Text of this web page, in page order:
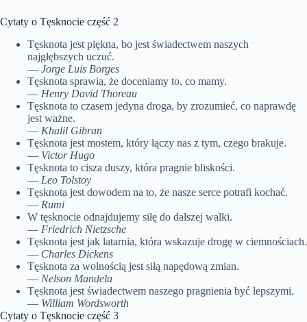
Cytaty o Tęsknocie część 2
Tęsknota jest piękna, bo jest świadectwem naszych
najgłębszych uczuć.
— Jorge Luis Borges
Tęsknota sprawia, że doceniamy to, co mamy.
— Henry David Thoreau
Tęsknota to czasem jedyna droga, by zrozumieć, co naprawdę
jest ważne.
— Khalil Gibran
Tęsknota jest mostem, który łączy nas z tym, czego brakuje.
— Victor Hugo
Tęsknota to cisza duszy, która pragnie bliskości.
— Leo Tolstoy
Tęsknota jest dowodem na to, że nasze serce potrafi kochać.
— Rumi
W tęsknocie odnajdujemy siłę do dalszej walki.
— Friedrich Nietzsche
Tęsknota jest jak latarnia, która wskazuje drogę w ciemnościach.
— Charles Dickens
Tęsknota za wolnością jest siłą napędową zmian.
— Nelson Mandela
Tęsknota jest świadectwem naszego pragnienia być lepszymi.
— William Wordsworth
Cytaty o Tęsknocie część 3